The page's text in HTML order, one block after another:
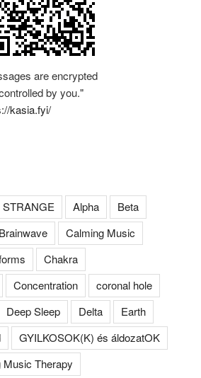
are encrypted
by you."
kasia.fyi/
STRANGE Alpha
Beta
Brainwave
Calming Music
Chakra
Concentration
coronal hole
Deep Sleep Delta
Earth
GYILKOSOK(K) és áldozatOK
Music Therapy